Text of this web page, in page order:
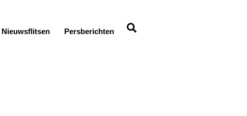
Nieuwsflitsen Persberichten